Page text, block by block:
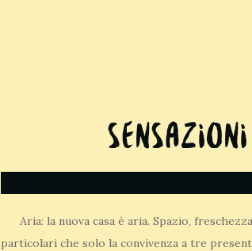
Aria: la nuova casa è aria. Spazio,
particolari che solo la convivenza a tre